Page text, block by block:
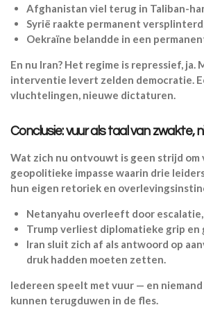
Afghanistan viel terug in Taliban-
Syrië raakte permanent
Oekraïne belandde in een
En nu Iran? Het regime is repressief, ja.
interventie levert zelden democratie.
vluchtelingen, nieuwe dictaturen.
Conclusie: vuur als taal van zwakte,
Wat zich nu ontvouwt is geen strijd om
geopolitieke impasse waarin drie
hun eigen retoriek en
Netanyahu overleeft door escalatie,
Trump verliest diplomatieke grip
Iran sluit zich af als antwoord op
druk hadden moeten zetten.
Iedereen speelt met vuur — en
kunnen terugduwen in de fles.